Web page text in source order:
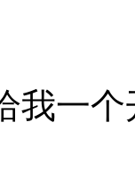
我一